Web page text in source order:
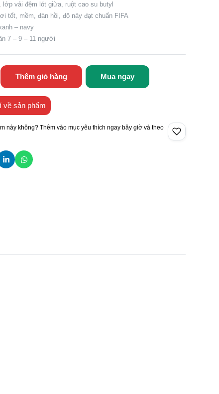
lớp vải đệm lót giữa, ruột cao su butyl
tốt, mềm, đàn hồi, độ nảy đạt chuẩn FIFA
– navy
7 – 9 – 11 người
Thêm giỏ hàng Mua ngay
về sản phẩm
này không? Thêm vào mục yêu thích ngay bây giờ và theo